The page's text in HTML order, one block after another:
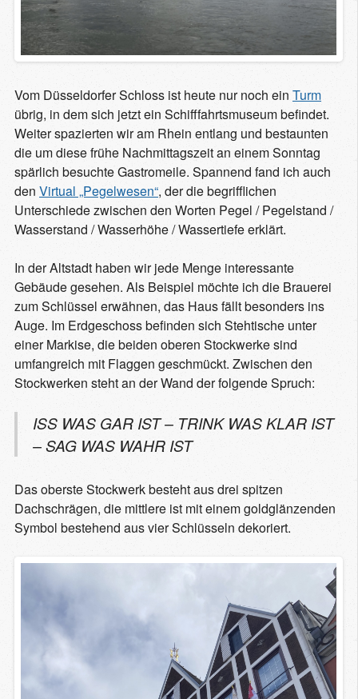
Vom Düsseldorfer Schloss ist heute nur noch ein Turm
übrig, in dem sich jetzt ein Schifffahrtsmuseum befindet.
Weiter spazierten wir am Rhein entlang und bestaunten
die um diese frühe Nachmittagszeit an einem Sonntag
spärlich besuchte Gastromeile. Spannend fand ich auch
den Virtual „Pegelwesen“, der die begrifflichen
Unterschiede zwischen den Worten Pegel / Pegelstand /
Wasserstand / Wasserhöhe / Wassertiefe erklärt.
In der Altstadt haben wir jede Menge interessante
Gebäude gesehen. Als Beispiel möchte ich die Brauerei
zum Schlüssel erwähnen, das Haus fällt besonders ins
Auge. Im Erdgeschoss befinden sich Stehtische unter
einer Markise, die beiden oberen Stockwerke sind
umfangreich mit Flaggen geschmückt. Zwischen den
Stockwerken steht an der Wand der folgende Spruch:
ISS WAS GAR IST – TRINK WAS KLAR IST
– SAG WAS WAHR IST
Das oberste Stockwerk besteht aus drei spitzen
Dachschrägen, die mittlere ist mit einem goldglänzenden
Symbol bestehend aus vier Schlüsseln dekoriert.